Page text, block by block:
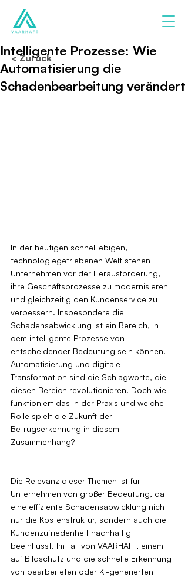
Intelligente Prozesse: Wie
Automatisierung die
Schadenbearbeitung verändert
In der heutigen schnelllebigen,
technologiegetriebenen Welt stehen
Unternehmen vor der Herausforderung,
ihre Geschäftsprozesse zu modernisieren
und gleichzeitig den Kundenservice zu
verbessern. Insbesondere die
Schadensabwicklung ist ein Bereich, in
dem intelligente Prozesse von
entscheidender Bedeutung sein können.
Automatisierung und digitale
Transformation sind die Schlagworte, die
diesen Bereich revolutionieren. Doch wie
funktioniert das in der Praxis und welche
Rolle spielt die Zukunft der
Betrugserkennung in diesem
Zusammenhang?
Die Relevanz dieser Themen ist für
Unternehmen von großer Bedeutung, da
eine effiziente Schadensabwicklung nicht
nur die Kostenstruktur, sondern auch die
Kundenzufriedenheit nachhaltig
beeinflusst. Im Fall von VAARHAFT, einem
auf Bildschutz und die schnelle Erkennung
von bearbeiteten oder KI-generierten
< Zurück